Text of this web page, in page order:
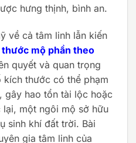
hưng thịnh, bình an.
về cả tâm linh lẫn kiến
thước mộ phần theo
quyết và quan trọng
kích thước có thể phạm
gây hao tổn tài lộc hoặc
một ngôi mộ sở hữu
sinh khí đất trời. Bài
gia tâm linh của